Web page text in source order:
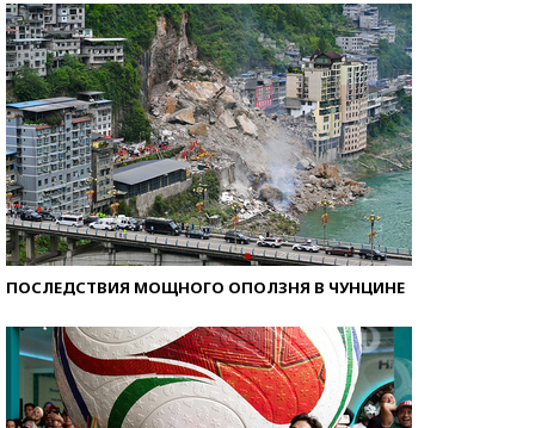
стобалльников?
ПОСЛЕДСТВИЯ МОЩНОГО ОПОЛЗНЯ В ЧУНЦИНЕ